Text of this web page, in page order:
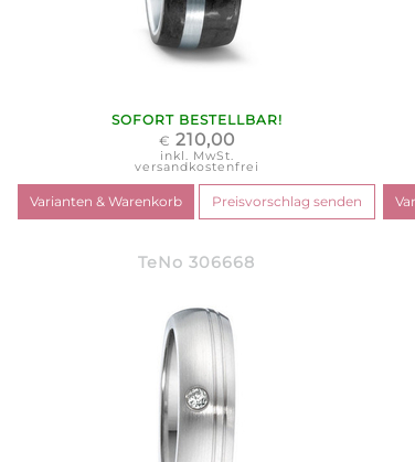
SOFORT BESTELLBAR!
€ 210,00
inkl. MwSt.
versandkostenfrei
TeNo 306668